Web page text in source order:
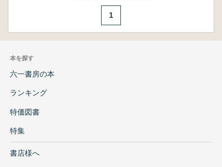
1
本を探す
六一書房の本
ランキング
特価図書
特集
書店様へ